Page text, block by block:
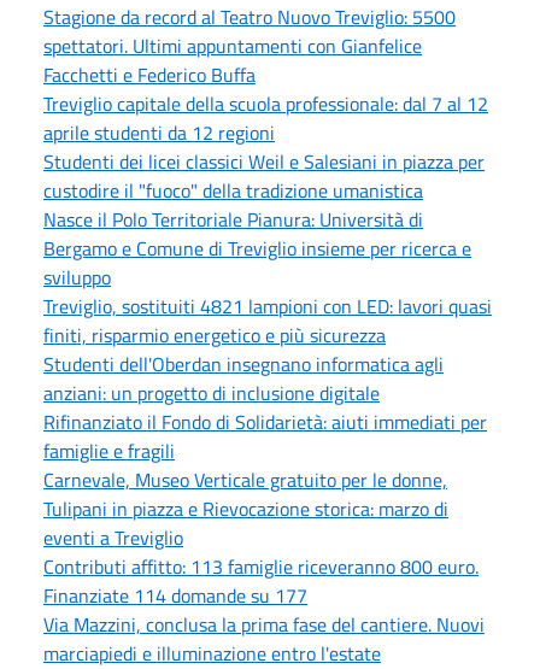
Stagione da record al Teatro Nuovo Treviglio: 5500
spettatori. Ultimi appuntamenti con Gianfelice
Facchetti e Federico Buffa
Treviglio capitale della scuola professionale: dal 7 al 12
aprile studenti da 12 regioni
Studenti dei licei classici Weil e Salesiani in piazza per
custodire il "fuoco" della tradizione umanistica
Nasce il Polo Territoriale Pianura: Università di
Bergamo e Comune di Treviglio insieme per ricerca e
sviluppo
Treviglio, sostituiti 4821 lampioni con LED: lavori quasi
finiti, risparmio energetico e più sicurezza
Studenti dell'Oberdan insegnano informatica agli
anziani: un progetto di inclusione digitale
Rifinanziato il Fondo di Solidarietà: aiuti immediati per
famiglie e fragili
Carnevale, Museo Verticale gratuito per le donne,
Tulipani in piazza e Rievocazione storica: marzo di
eventi a Treviglio
Contributi affitto: 113 famiglie riceveranno 800 euro.
Finanziate 114 domande su 177
Via Mazzini, conclusa la prima fase del cantiere. Nuovi
marciapiedi e illuminazione entro l'estate